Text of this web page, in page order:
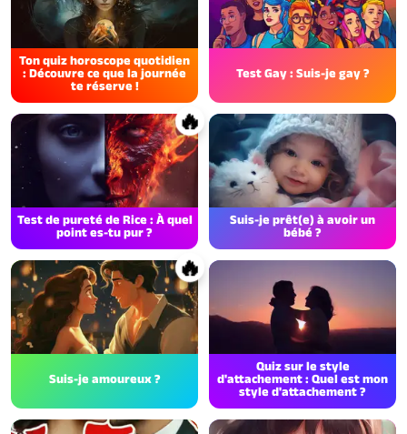
Ton quiz horoscope quotidien
: Découvre ce que la journée
te réserve !
Test Gay : Suis-je gay ?
Test de pureté de Rice : À quel
point es-tu pur ?
🔥
Suis-je prêt(e) à avoir un
bébé ?
Suis-je amoureux ?
🔥
Quiz sur le style
d'attachement : Quel est mon
style d'attachement ?